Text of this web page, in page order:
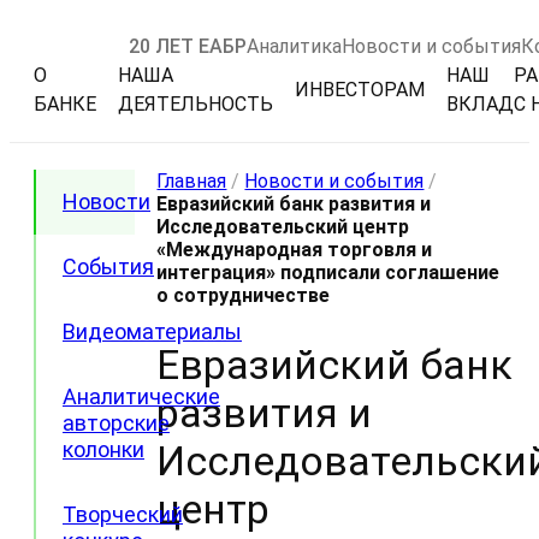
20 ЛЕТ ЕАБРАналитикаНовости и события
О
БАНКЕ
НАША
ДЕЯТЕЛЬНОСТЬ
ИНВЕСТОРАМ
НАШ
ВКЛАДС
Новости
События
Видеоматериалы
Аналитические
авторские
колонки
Творческий
Главная / Новости и события /
Евразийский банк развития и
Исследовательский центр
«Международная торговля и
интеграция» подписали соглашение
о сотрудничестве
Евразийский банк
развития и
центр